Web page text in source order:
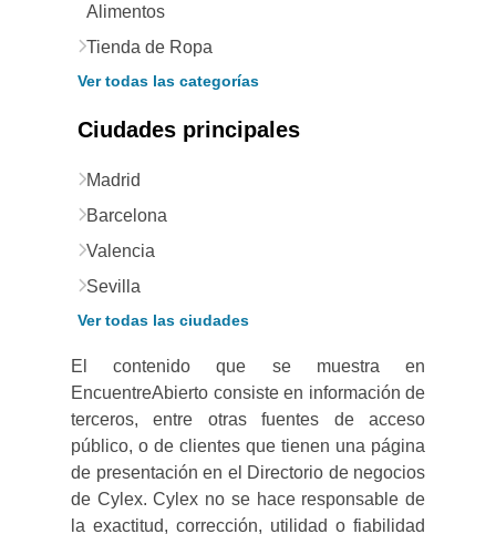
Alimentos
Tienda de Ropa
Ver todas las categorías
Ciudades principales
Madrid
Barcelona
Valencia
Sevilla
Ver todas las ciudades
El contenido que se muestra en
EncuentreAbierto consiste en información de
terceros, entre otras fuentes de acceso
público, o de clientes que tienen una página
de presentación en el Directorio de negocios
de Cylex. Cylex no se hace responsable de
la exactitud, corrección, utilidad o fiabilidad